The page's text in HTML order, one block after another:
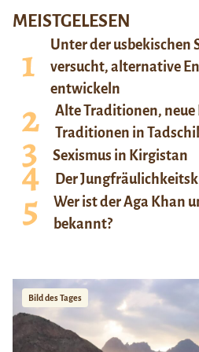
MEISTGELESEN
Unter der usbekischen
versucht, alternative
entwickeln
Alte Traditionen, neue
Traditionen in
Sexismus in Kirgistan
Der
Wer ist der Aga Khan
bekannt?
Bild des Tages